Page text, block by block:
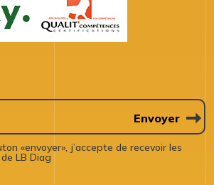
Envoyer
«envoyer», j’accepte de recevoir les
LB Diag